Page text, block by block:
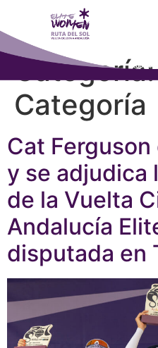
Categoría
Cat
y se adjudica
de la Vuelta
Andalucía
disputada en